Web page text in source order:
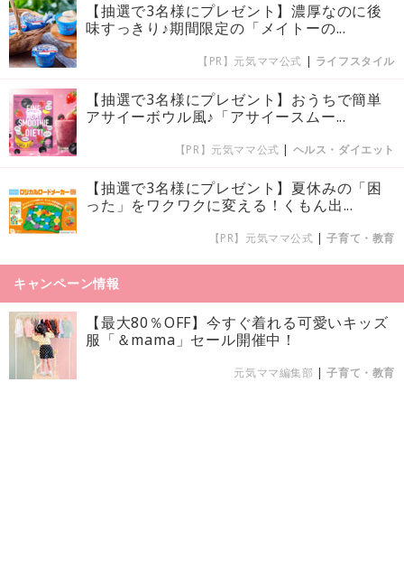
【抽選で3名様にプレゼント】濃厚なのに後
味すっきり♪期間限定の「メイトーの...
【PR】元気ママ公式 | ライフスタイル
【抽選で3名様にプレゼント】おうちで簡単
アサイーボウル風♪「アサイースムー...
【PR】元気ママ公式 | ヘルス・ダイエット
【抽選で3名様にプレゼント】夏休みの「困
った」をワクワクに変える！くもん出...
【PR】元気ママ公式 |子育て・教育
キャンペーン情報
【最大80％OFF】今すぐ着れる可愛いキッズ
服「＆mama」セール開催中！
元気ママ編集部 |子育て・教育